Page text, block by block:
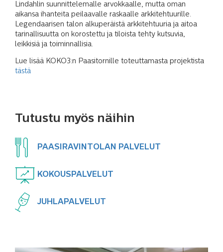
Lindahlin suunnittelemalle arvokkaalle, mutta oman
aikansa ihanteita peilaavalle raskaalle arkkitehtuurille.
Legendaarisen talon alkuperäistä arkkitehtuuria ja aitoa
tarinallisuutta on korostettu ja tiloista tehty kutsuvia,
leikkisiä ja toiminnallisia.
Lue lisää KOKO3:n Paasitornille toteuttamasta projektista
tästä
Tutustu myös näihin
PAASIRAVINTOLAN PALVELUT
KOKOUSPALVELUT
JUHLAPALVELUT